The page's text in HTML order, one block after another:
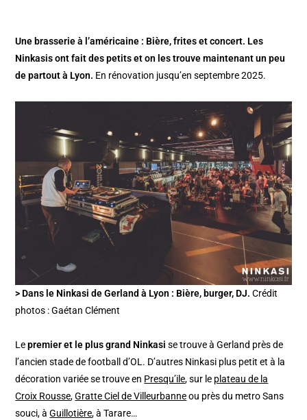
Une brasserie à l’américaine : Bière, frites et concert. Les
Ninkasis ont fait des petits et on les trouve maintenant un peu
de partout à Lyon. En rénovation jusqu’en septembre 2025.
> Dans le Ninkasi de Gerland à Lyon : Bière, burger, DJ. Crédit
photos : Gaétan Clément
Lepremier et le plus grand Ninkasi se trouve à Gerland près de
l’ancien stade de football d’OL. D’autres Ninkasi plus petit et à la
décoration variée se trouve en Presqu’ile, sur le plateau de la
Croix Rousse,Gratte Ciel de Villeurbanneou près du metro Sans
souci, àGuillotière, à Tarare…